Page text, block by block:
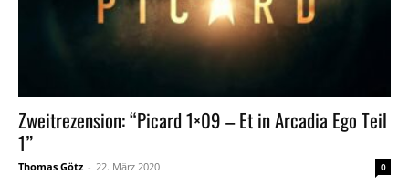
Zweitrezension: “Picard 1×09 – Et in Arcadia Ego Teil
1”
Thomas Götz - 22. März 2020 0